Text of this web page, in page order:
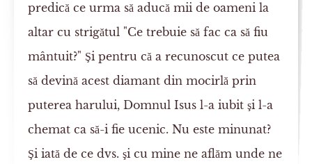
predică ce urma să aducă mii de oameni la
altar cu strigătul "Ce trebuie să fac ca să fiu
mântuit?" Şi pentru că a recunoscut ce putea
să devină acest diamant din mocirlă prin
puterea harului, Domnul Isus l-a iubit şi l-a
chemat ca să-i fie ucenic. Nu este minunat?
Şi iată de ce dvs. şi cu mine ne aflăm unde ne